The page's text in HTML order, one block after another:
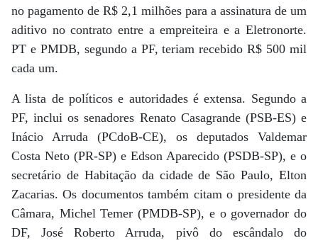
no pagamento de R$ 2,1 milhões para a assinatura de um
aditivo no contrato entre a empreiteira e a Eletronorte.
PT e PMDB, segundo a PF, teriam recebido R$ 500 mil
cada um.
A lista de políticos e autoridades é extensa. Segundo a
PF, inclui os senadores Renato Casagrande (PSB-ES) e
Inácio Arruda (PCdoB-CE), os deputados Valdemar
Costa Neto (PR-SP) e Edson Aparecido (PSDB-SP), e o
secretário de Habitação da cidade de São Paulo, Elton
Zacarias. Os documentos também citam o presidente da
Câmara, Michel Temer (PMDB-SP), e o governador do
DF, José Roberto Arruda, pivô do escândalo do